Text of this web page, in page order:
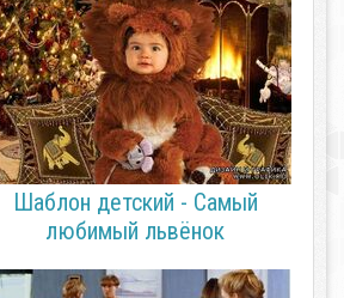
Шаблон детский - Самый
любимый львёнок